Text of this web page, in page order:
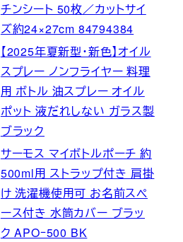
チンシート 50枚／カットサイ
ズ約24×27cm 84794384
【2025年夏新型・新色】オイル
スプレー ノンフライヤー 料理
用 ボトル 油スプレー オイル
ポット 液だれしない ガラス製
ブラック
サーモス マイボトルポーチ 約
500ml用 ストラップ付き 肩掛
け 洗濯機使用可 お名前スペ
ース付き 水筒カバー ブラッ
ク APOｰ500 BK